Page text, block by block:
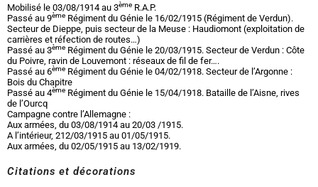
Mobilisé le 03/08/1914 au 3ème R.A.P.
Passé au 9ème Régiment du Génie le 16/02/1915 (Régiment de Verdun).
Secteur de Dieppe, puis secteur de la Meuse : Haudiomont (exploitation de
carrières et réfection de routes…)
Passé au 3ème Régiment du Génie le 20/03/1915. Secteur de Verdun : Côte
du Poivre, ravin de Louvemont : réseaux de fil de fer….
Passé au 6ème Régiment du Génie le 04/02/1918. Secteur de l’Argonne :
Bois du Chapitre
Passé au 4ème Régiment du Génie le 15/04/1918. Bataille de l’Aisne, rives
de l’Ourcq
Campagne contre l’Allemagne :
Aux armées, du 03/08/1914 au 20/03 /1915.
A l’intérieur, 212/03/1915 au 01/05/1915.
Aux armées, du 02/05/1915 au 13/02/1919.
Citations et décorations